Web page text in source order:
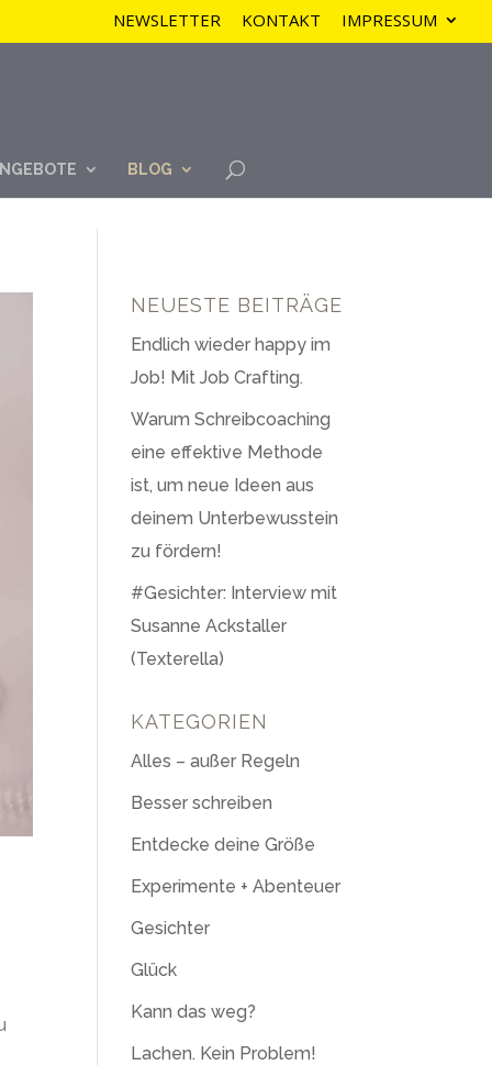
NEWSLETTER KONTAKT IMPRESSUM
BLOG
NEUESTE BEITRÄGE
Endlich wieder happy im
Job! Mit Job Crafting.
Warum Schreibcoaching
eine effektive Methode
ist, um neue Ideen aus
deinem Unterbewusstein
zu fördern!
#Gesichter: Interview mit
Susanne Ackstaller
(Texterella)
KATEGORIEN
Alles – außer Regeln
Besser schreiben
Entdecke deine Größe
Experimente + Abenteuer
Gesichter
Glück
Kann das weg?
Lachen. Kein Problem!